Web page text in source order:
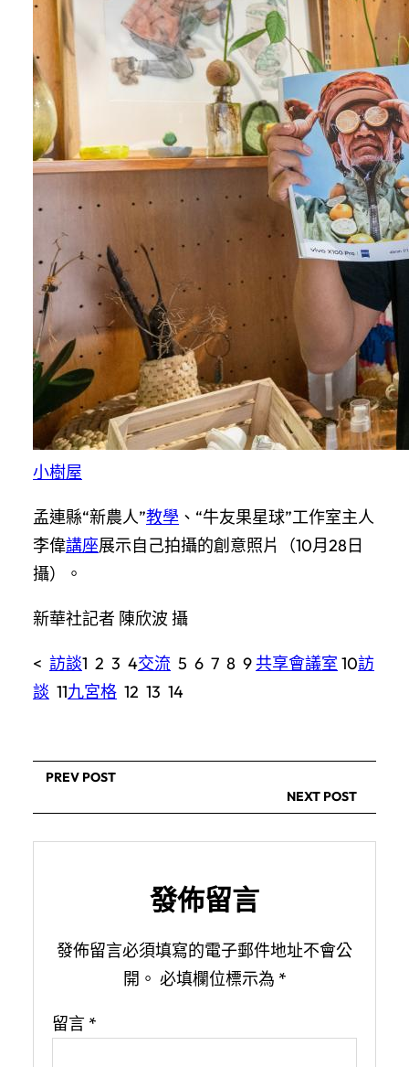
小樹屋
孟連縣“新農人”教學 、“牛友果星球”工作室主人
李偉講座展示自己拍攝的創意照片（10月28日
攝）。
新華社記者 陳欣波 攝
< 訪談1 2 3 4交流 5 6 7 8 9共享會議室 10訪
談 11九宮格 12 13 14
PREV POST
NEXT POST
發佈留言
發佈留言必須填寫的電子郵件地址不會公
開。 必填欄位標示為 *
留言 *